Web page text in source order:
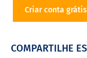
Criar conta grátis
COMPARTILHE